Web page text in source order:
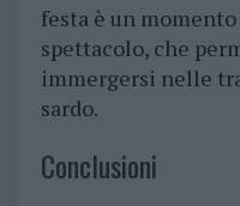
festa è un
spettacolo, che
immergersi nelle
sardo.
Conclusioni